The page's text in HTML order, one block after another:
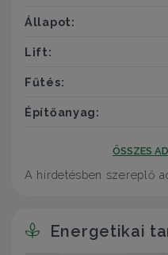
Állapot:
Lift:
Fűtés:
Építőanyag:
ÖSSZES
A hirdetésben szereplő
Energetikai